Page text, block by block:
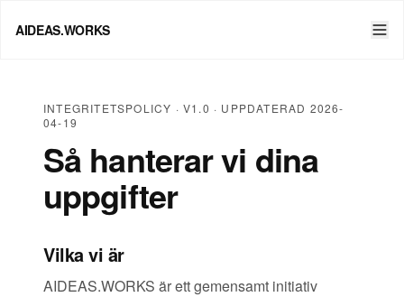
AIDEAS.WORKS
INTEGRITETSPOLICY · V1.0 · UPPDATERAD 2026-
04-19
Så hanterar vi dina
uppgifter
Vilka vi är
AIDEAS.WORKS är ett gemensamt initiativ